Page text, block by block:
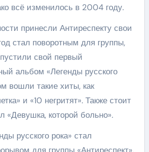
всё изменилось в 2004 году.
принесли Антиреспекту свои
стал поворотным для группы,
свой первый
альбом «Легенды русского
вошли такие хиты, как
и «10 негритят». Также стоит
«Девушка, которой больно».
русского рока» стал
для группы «Антиреспект».